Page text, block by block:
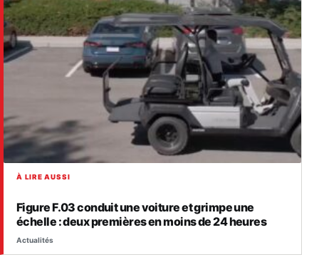
À LIRE AUSSI
Figure F.03 conduit une voiture et grimpe une
échelle : deux premières en moins de 24 heures
Actualités